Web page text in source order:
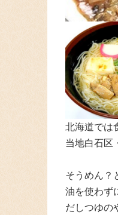
北海道では
当地白石区
そうめん？
油を使わず
だしつゆの